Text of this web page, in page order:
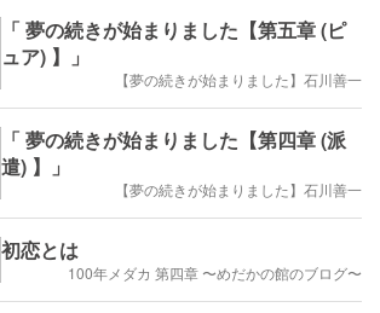
「 夢の続きが始まりました【第五章 (ピ
ュア) 】」
【夢の続きが始まりました】石川善一
「 夢の続きが始まりました【第四章 (派
遣) 】」
【夢の続きが始まりました】石川善一
初恋とは
100年メダカ 第四章 〜めだかの館のブログ〜